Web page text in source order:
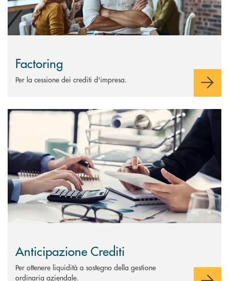
Factoring
Per la cessione dei crediti d'impresa.
Scopri di più Anticipazione Crediti
Anticipazione Crediti
Per ottenere liquidità a sostegno della gestione
ordinaria aziendale.